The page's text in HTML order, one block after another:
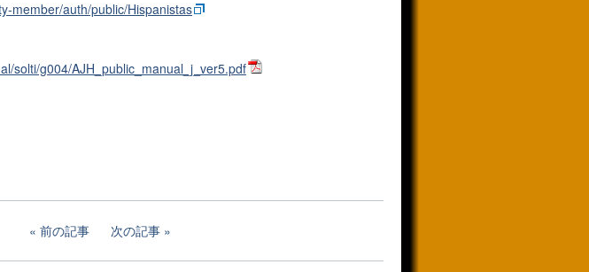
member/auth/public/Hispanistas
solti/g004/AJH_public_manual_j_ver5.pdf
前の記事 次の記事